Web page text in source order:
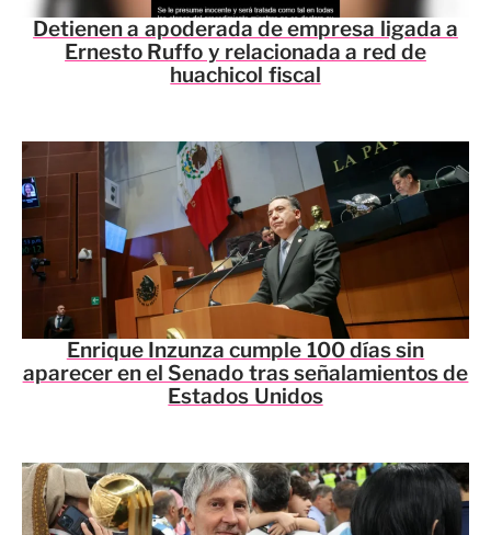
Detienen a apoderada de empresa ligada a
Ernesto Ruffo y relacionada a red de
huachicol fiscal
Enrique Inzunza cumple 100 días sin
aparecer en el Senado tras señalamientos de
Estados Unidos